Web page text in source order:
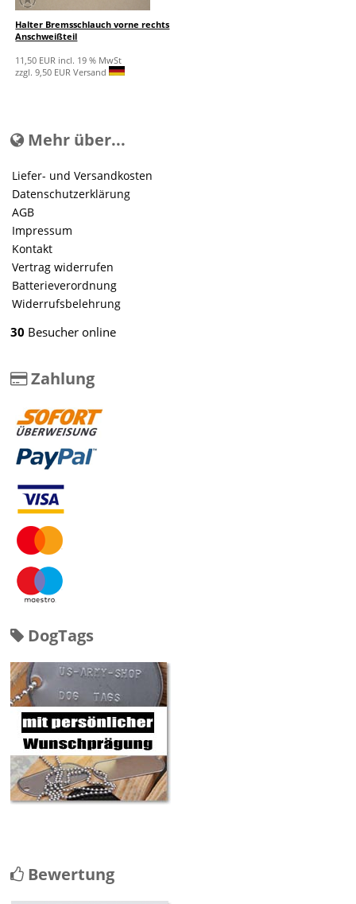
Halter Bremsschlauch vorne rechts
Anschweißteil
11,50 EUR incl. 19 % MwSt
zzgl. 9,50 EUR Versand
Mehr über...
Liefer- und Versandkosten
Datenschutzerklärung
AGB
Impressum
Kontakt
Vertrag widerrufen
Batterieverordnung
Widerrufsbelehrung
30 Besucher online
Zahlung
DogTags
Bewertung